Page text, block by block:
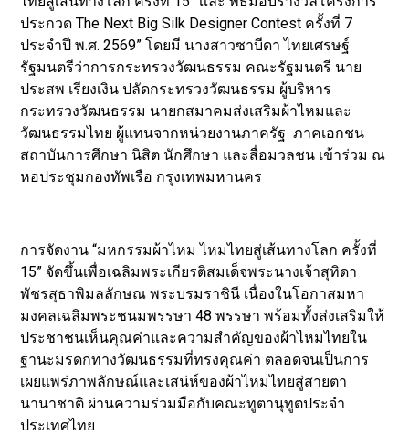
ประกวด The Next Big Silk Designer Contest ครั้งที่ 7
ประจำปี พ.ศ. 2569” โดยมี นางสาวซาบีดา ไทยเศรษฐ์
รัฐมนตรีว่าการกระทรวงวัฒนธรรม คณะรัฐมนตรี นาย
ประสพ เรียงเงิน ปลัดกระทรวงวัฒนธรรม ผู้บริหาร
กระทรวงวัฒนธรรม นายกสมาคมส่งเสริมผ้าไหมและ
วัฒนธรรมไทย ผู้แทนจากหน่วยงานภาครัฐ ภาคเอกชน
สถาบันการศึกษา นิสิต นักศึกษา และสื่อมวลชน เข้าร่วม ณ
หอประชุมกองทัพเรือ กรุงเทพมหานคร
การจัดงาน “มหกรรมผ้าไหม ไหมไทยสู่เส้นทางโลก ครั้งที่
15” จัดขึ้นเพื่อเฉลิมพระเกียรติสมเด็จพระนางเจ้าสุทิดา
พัชรสุธาพิมลลักษณ พระบรมราชินี เนื่องในโอกาสมหา
มงคลเฉลิมพระชนมพรรษา 48 พรรษา พร้อมทั้งส่งเสริมให้
ประชาชนเห็นคุณค่าและความสำคัญของผ้าไหมไทยใน
ฐานะมรดกทางวัฒนธรรมที่ทรงคุณค่า ตลอดจนเป็นการ
เผยแพร่ภาพลักษณ์และเสน่ห์ของผ้าไหมไทยสู่สายตา
นานาชาติ ผ่านความร่วมมือกับคณะทูตานุทูตประจำ
ประเทศไทย